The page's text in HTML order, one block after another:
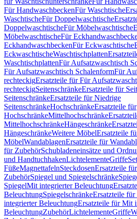
Für HandwaschbeckenFür Waschtische
WaschtischeFür Doppelwaschtische
DoppelwaschtischeFür Möbelwaschtische
MöbelwaschtischeFür
EckhandwaschbeckenFür Eckwaschtische
EckwaschtischeWaschtischplatten
WaschtischplattenFür Aufsatzwaschtisch
Für Aufsatzwaschtisch SchalenformFür
rechteckigErsatzteile für Für
rechteckigSeitenschränkeErsatzteile für
SeitenschränkeErsatzteile für Niedrige
SeitenschränkeHochschränkeErsatzteile für
HochschränkeMittelhochschränke
MittelhochschränkeHängeschränke
HängeschränkeWeitere MöbelErsatzteile
MöbelWandablagenErsatzteile für
für ZubehörSchubladeneinsätze und
und HandtuchhakenLichtelementeGriffe
FüßeMagnettafelnSteckdosenErsatzteile
ZubehörSpiegel und Spiegelschränke
SpiegelMit integrierter Beleuchtung
BeleuchtungSpiegelschränkeErsatzteile für
integrierter BeleuchtungErsatzteile für Mit
BeleuchtungZubehörLichtelementeGriffe